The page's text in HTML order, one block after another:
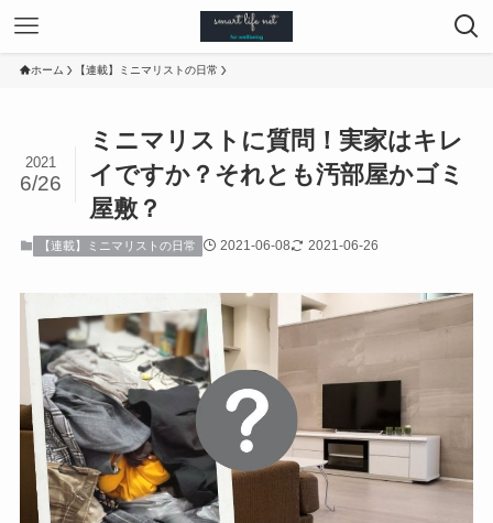
ホーム 【連載】ミニマリストの日常
ミニマリストに質問！実家はキレ
イですか？それとも汚部屋かゴミ
屋敷？
2021
6/26
【連載】ミニマリストの日常 2021-06-08 2021-06-26